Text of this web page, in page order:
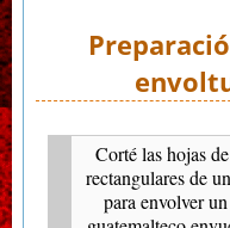
Corté las hojas
rectangulares de
para envolver